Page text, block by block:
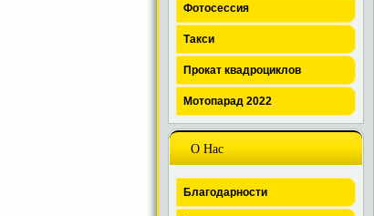
Фотосессия
Такси
Прокат квадроциклов
Мотопарад 2022
О Нас
Благодарности